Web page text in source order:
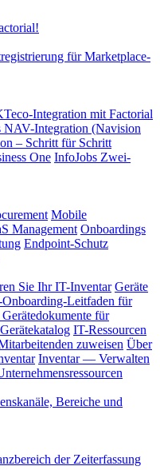
für Marketplace-
Integration mit Factorial
Integration (Navision
– Schritt für Schritt
One InfoJobs Zwei-
Mobile
Management Onboardings
Endpoint-Schutz
Sie Ihr IT-Inventar Geräte
Onboarding-Leitfaden für
für
Gerätekatalog IT-Ressourcen
zuweisen Über
Inventar — Verwalten
Bereiche und
der Zeiterfassung